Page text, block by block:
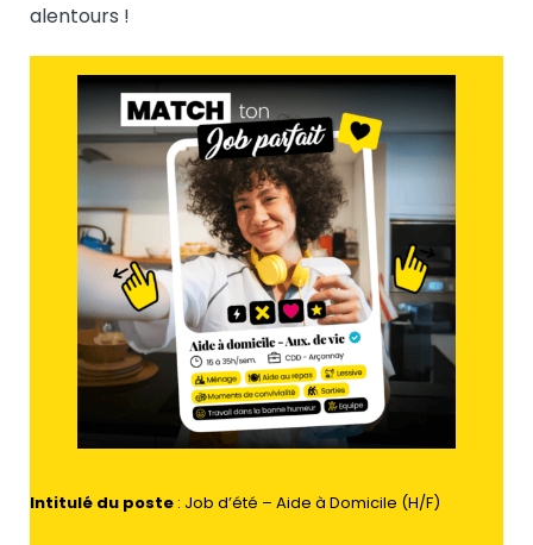
alentours !
Intitulé du poste : Job d’été – Aide à Domicile (H/F)